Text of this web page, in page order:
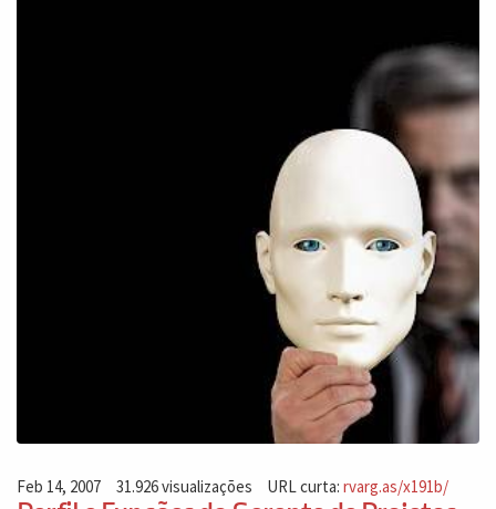
Feb 14, 2007 31.926 visualizações URL curta:rvarg.as/x191b/